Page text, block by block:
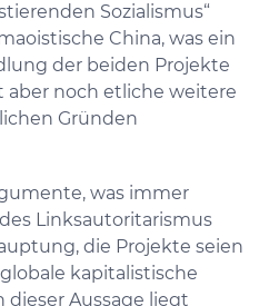
Sozialismus“
China, was ein
der beiden Projekte
aber noch etliche weitere
Gründen
was immer
Linksautoritarismus
die Projekte seien
kapitalistische
dieser Aussage liegt